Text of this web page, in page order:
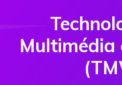
Multimédia